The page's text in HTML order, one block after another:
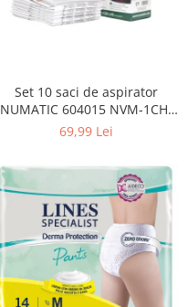
Set 10 saci de aspirator
NUMATIC 604015 NVM-1CH,
9L
69,99 Lei